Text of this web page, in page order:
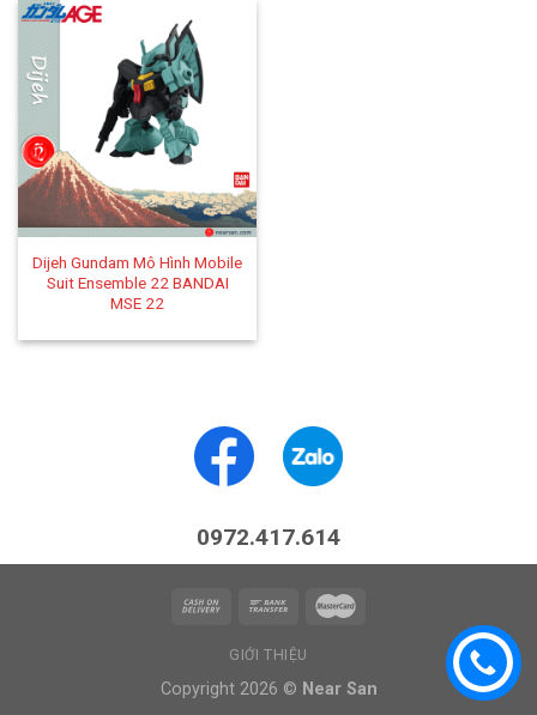
Dijeh Gundam Mô Hình Mobile
Suit Ensemble 22 BANDAI
MSE 22
0972.417.614
GIỚI THIỆU
Copyright 2026 © Near San